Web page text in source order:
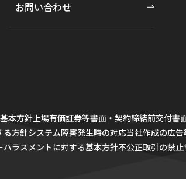
お問い合わせ
本方針 上場有価証券等書面・契約締結前交付書
る方針システム障害発生時の対応当社作成の広
ハラスメントに対する基本方針不公正取引の禁止